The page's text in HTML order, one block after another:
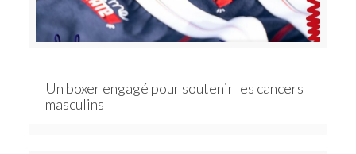
Un boxer engagé pour soutenir les cancers
masculins